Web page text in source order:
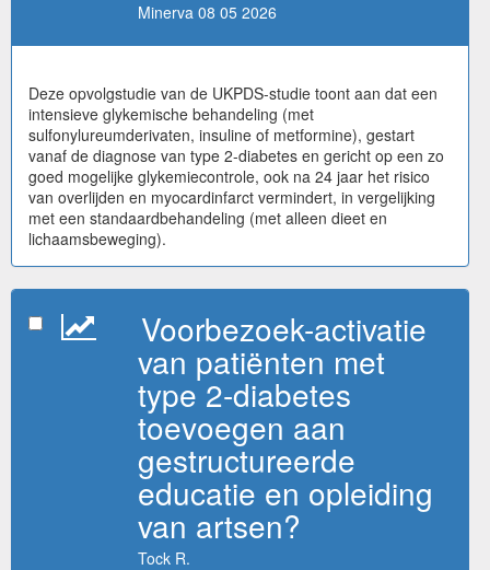
Minerva 08 05 2026
Deze opvolgstudie van de UKPDS-studie toont aan dat een
intensieve glykemische behandeling (met
sulfonylureumderivaten, insuline of metformine), gestart
vanaf de diagnose van type 2-diabetes en gericht op een zo
goed mogelijke glykemiecontrole, ook na 24 jaar het risico
van overlijden en myocardinfarct vermindert, in vergelijking
met een standaardbehandeling (met alleen dieet en
lichaamsbeweging).
Voorbezoek-activatie
van patiënten met
type 2-diabetes
toevoegen aan
gestructureerde
educatie en opleiding
van artsen?
Tock R.